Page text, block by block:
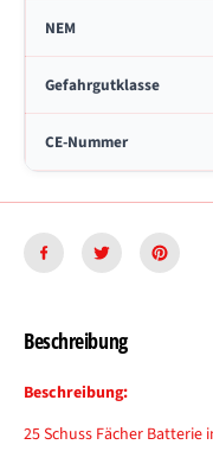
NEM
Gefahrgutklasse
CE-Nummer
Beschreibung
Beschreibung:
25 Schuss Fächer Batterie